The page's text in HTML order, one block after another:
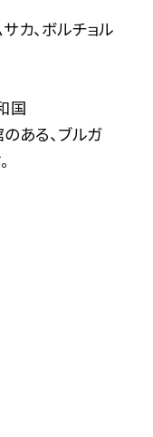
カ、ボルチョル
国
ある、ブルガ